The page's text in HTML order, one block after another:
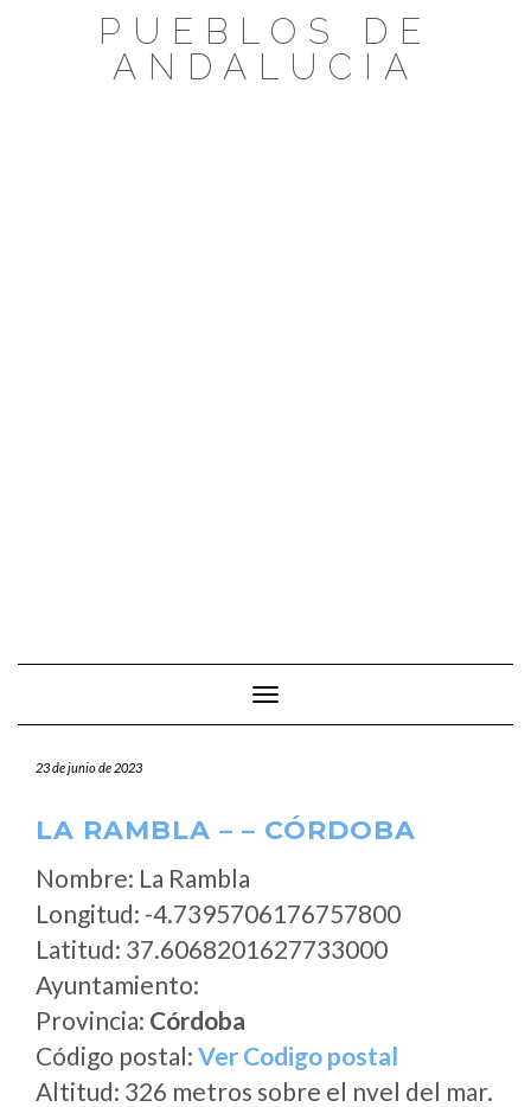
PUEBLOS DE
ANDALUCIA
Cambiar modo de navegación
23 de junio de 2023
LA RAMBLA – – CÓRDOBA
Nombre: La Rambla
Longitud: -4.7395706176757800
Latitud: 37.6068201627733000
Ayuntamiento:
Provincia: Córdoba
Código postal: Ver Codigo postal
Altitud: 326 metros sobre el nvel del mar.